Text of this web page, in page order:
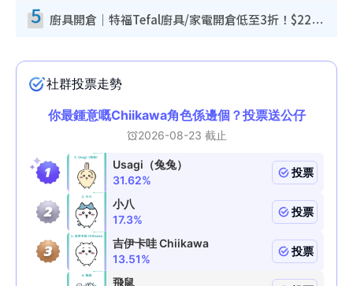
5 廚具開倉｜特福Tefal廚具/家電開倉低至3折！$220起買平底鍋/炒鑊/湯煲！電飯煲/吸塵機/燙斗$418起